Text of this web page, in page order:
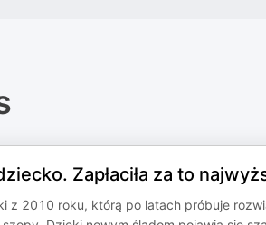
Zapłaciła za to
z 2010 roku, którą po latach próbuje